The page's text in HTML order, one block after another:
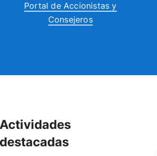
Portal de Accionistas y
Consejeros
Actividades
destacadas